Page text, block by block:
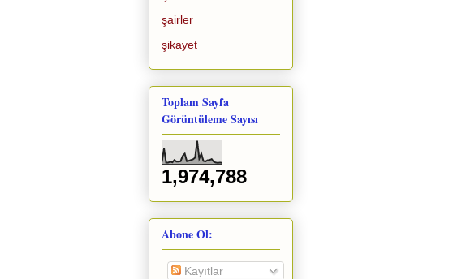
şairler
şikayet
Toplam Sayfa
Görüntüleme Sayısı
1,974,788
Abone Ol:
Kayıtlar